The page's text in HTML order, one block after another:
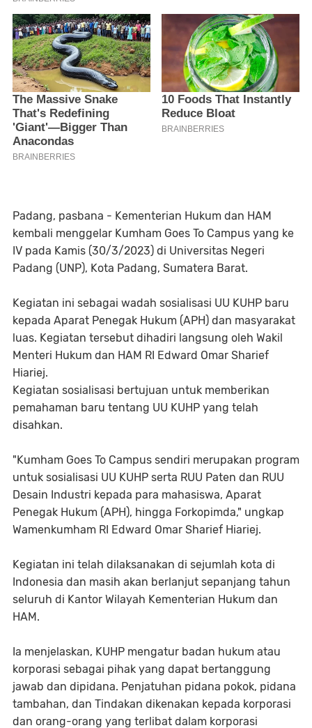
Padang, pasbana - Kementerian Hukum dan HAM
kembali menggelar Kumham Goes To Campus yang ke
IV pada Kamis (30/3/2023) di Universitas Negeri
Padang (UNP), Kota Padang, Sumatera Barat.
Kegiatan ini sebagai wadah sosialisasi UU KUHP baru
kepada Aparat Penegak Hukum (APH) dan masyarakat
luas. Kegiatan tersebut dihadiri langsung oleh Wakil
Menteri Hukum dan HAM RI Edward Omar Sharief
Hiariej.
Kegiatan sosialisasi bertujuan untuk memberikan
pemahaman baru tentang UU KUHP yang telah
disahkan.
"Kumham Goes To Campus sendiri merupakan program
untuk sosialisasi UU KUHP serta RUU Paten dan RUU
Desain Industri kepada para mahasiswa, Aparat
Penegak Hukum (APH), hingga Forkopimda," ungkap
Wamenkumham RI Edward Omar Sharief Hiariej.
Kegiatan ini telah dilaksanakan di sejumlah kota di
Indonesia dan masih akan berlanjut sepanjang tahun
seluruh di Kantor Wilayah Kementerian Hukum dan
HAM.
Ia menjelaskan, KUHP mengatur badan hukum atau
korporasi sebagai pihak yang dapat bertanggung
jawab dan dipidana. Penjatuhan pidana pokok, pidana
tambahan, dan Tindakan dikenakan kepada korporasi
dan orang-orang yang terlibat dalam korporasi